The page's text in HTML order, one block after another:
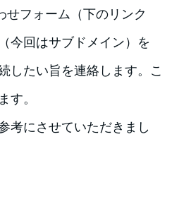
せフォーム（下のリンク
今回はサブドメイン）を
したい旨を連絡します。こ
す。
考にさせていただきまし